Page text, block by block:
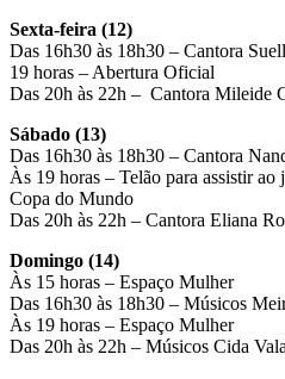
Sexta-feira (12)
Das 16h30 às 18h30 – Cantora
19 horas – Abertura Oficial
Das 20h às 22h – Cantora Mileide
Sábado (13)
Das 16h30 às 18h30 – Cantora
Às 19 horas – Telão para assistir ao
Copa do Mundo
Das 20h às 22h – Cantora Eliana
Domingo (14)
Às 15 horas – Espaço Mulher
Das 16h30 às 18h30 – Músicos
Às 19 horas – Espaço Mulher
Das 20h às 22h – Músicos Cida